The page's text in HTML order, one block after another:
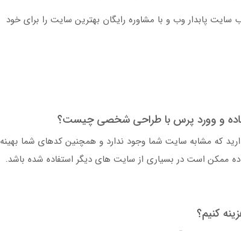
پابدار وب و با مشاوره رایگان بهترین سایت را برای خود
و وورد پرس با طراحی شخصی چیست؟
که مشابه سایت شما وجود ندارد و همچنین کدهای شما بهینه
ممکن است در بسیاری از سایت های دیگر استفاده شده باشد.
کنیم؟